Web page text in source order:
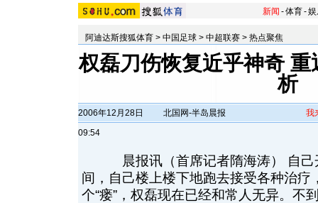
新闻 -体育-
阿迪达斯搜狐体育 > 中国足球 > 中超联赛 > 热点聚焦
权磊刀伤恢复近乎神奇
析
2006年12月28日
09:54
北国网-半岛晨报 我
晨报讯（首席记者隋海涛） 自己
间，自己楼上楼下地跑去接受各种治疗
个“瘘”，权磊现在已经和常人无异。不